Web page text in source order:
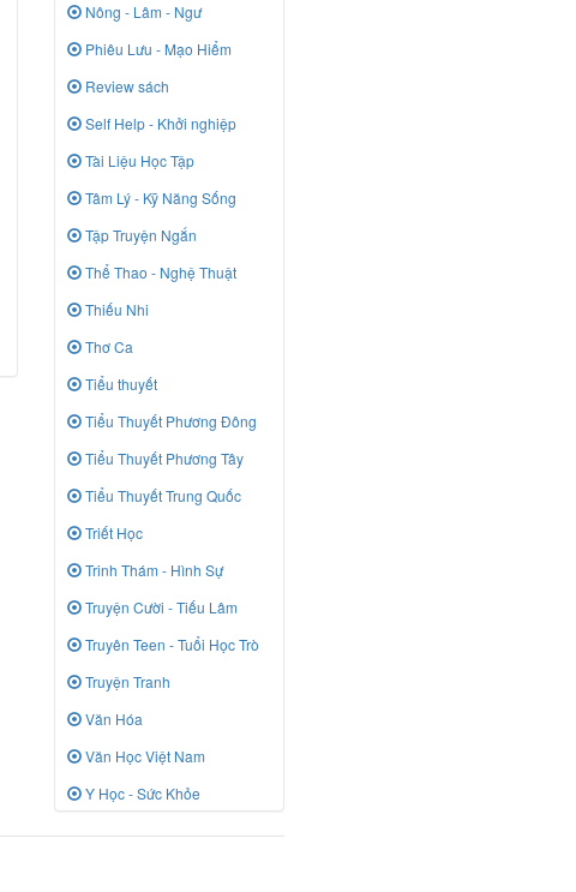
Nông - Lâm - Ngư
Phiêu Lưu - Mạo Hiểm
Review sách
Self Help - Khởi nghiệp
Tài Liệu Học Tập
Tâm Lý - Kỹ Năng Sống
Tập Truyện Ngắn
Thể Thao - Nghệ Thuật
Thiếu Nhi
Thơ Ca
Tiểu thuyết
Tiểu Thuyết Phương Đông
Tiểu Thuyết Phương Tây
Tiểu Thuyết Trung Quốc
Triết Học
Trinh Thám - Hình Sự
Truyện Cười - Tiếu Lâm
Truyên Teen - Tuổi Học Trò
Truyện Tranh
Văn Hóa
Văn Học Việt Nam
Y Học - Sức Khỏe